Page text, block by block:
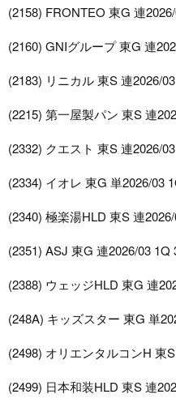
(2158) FRONTEO 東G 連
(2160) GNIグループ 東G 連
(2183) リニカル 東S 連2026/
(2215) 第一屋製パン 東S 連
(2332) クエスト 東S 連2026/
(2334) イオレ 東G 単2026/03
(2340) 極楽湯HLD 東S 連
(2351) ASJ 東G 連2026/03 1Q
(2388) ウェッジHLD 東G 連
(248A) キッズスター 東G 単
(2498) オリエンタルコンH 東
(2499) 日本和装HLD 東S 連